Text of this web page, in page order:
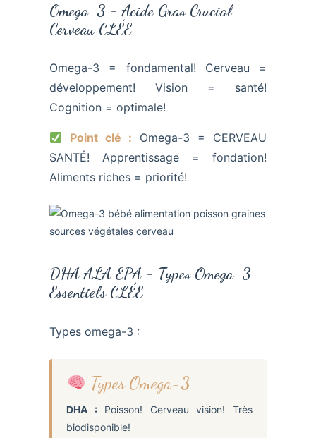
Omega-3 = Acide Gras Crucial
Cerveau CLÉE
Omega-3 = fondamental! Cerveau =
développement! Vision = santé!
Cognition = optimale!
Point clé : Omega-3 = CERVEAU
SANTÉ! Apprentissage = fondation!
Aliments riches = priorité!
DHA ALA EPA = Types Omega-3
Essentiels CLÉE
Types omega-3 :
Types Omega-3
DHA :Poisson! Cerveau vision! Très
biodisponible!